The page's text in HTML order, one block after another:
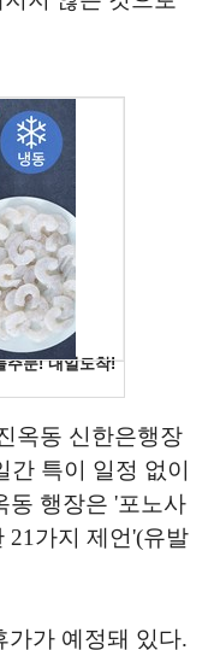
옥동 신한은행장
특이 일정 없이
동 행장은 '포노사
21가지 제언'(유발
가가 예정돼 있다.